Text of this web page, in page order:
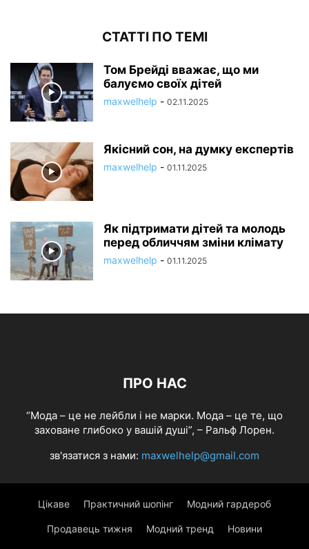
СТАТТІ ПО ТЕМІ
Том Брейді вважає, що ми
балуємо своїх дітей
maxwelhelp - 02.11.2025
Якісний сон, на думку експертів
maxwelhelp - 01.11.2025
Як підтримати дітей та молодь
перед обличчям зміни клімату
maxwelhelp - 01.11.2025
ПРО НАС
“Мода – це не лейбли і не марки. Мода – це те, що
заховане глибоко у вашій душі”, – Ральф Лорен.
зв'язатися з нами: maxwelhelp@gmail.com
Цікаве Практичний шопінг Модний гардероб
Продавець тижня Модний тренд Новини